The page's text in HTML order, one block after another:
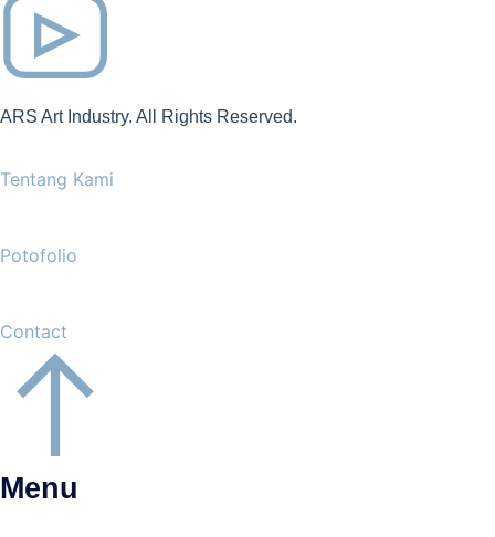
ARS Art Industry. All Rights Reserved.
Tentang Kami
Potofolio
Contact
Menu